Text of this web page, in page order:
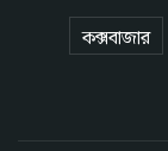
কক্সবাজার